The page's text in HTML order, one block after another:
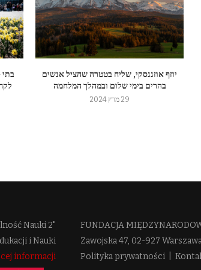
בתי
יוזף אוזננסקי, שליח בטטרה שהציל אנשים
בהרים בימי שלום ובמהלך המלחמה
29 מרץ 2024
FUNDACJA
Zawojska 47, 02-927
Polityka prywatności |
Nauki 2"
i Nauki
informacji